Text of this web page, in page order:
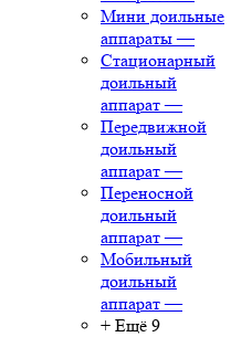
Мини доильные
аппараты —
Стационарный
доильный
аппарат —
Передвижной
доильный
аппарат —
Переносной
доильный
аппарат —
Мобильный
доильный
аппарат —
+ Ещё 9